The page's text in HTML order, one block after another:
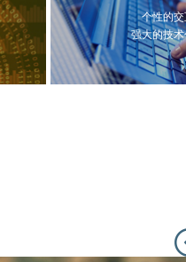
个性的
强大的技